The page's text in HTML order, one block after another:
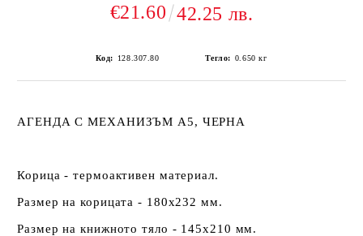
€21.60 42.25 лв.
Код: 128.307.80 Тегло: 0.650 кг
АГЕНДА С МЕХАНИЗЪМ А5, ЧЕРНА
Корица - термоактивен материал.
Размер на корицата - 180х232 мм.
Размер на книжното тяло - 145х210 мм.